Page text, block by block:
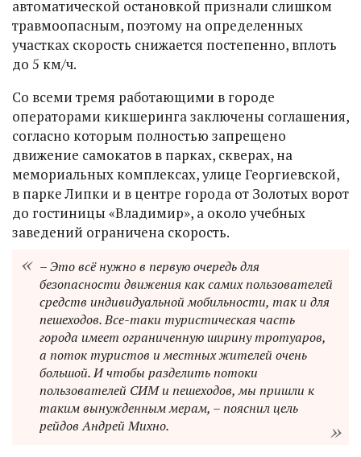
автоматической остановкой признали слишком
травмоопасным, поэтому на определенных
участках скорость снижается постепенно, вплоть
до 5 км/ч.
Со всеми тремя работающими в городе
операторами кикшеринга заключены соглашения,
согласно которым полностью запрещено
движение самокатов в парках, скверах, на
мемориальных комплексах, улице Георгиевской,
в парке Липки и в центре города от Золотых ворот
до гостиницы «Владимир», а около учебных
заведений ограничена скорость.
– Это всё нужно в первую очередь для
безопасности движения как самих пользователей
средств индивидуальной мобильности, так и для
пешеходов. Все-таки туристическая часть
города имеет ограниченную ширину тротуаров,
а поток туристов и местных жителей очень
большой. И чтобы разделить потоки
пользователей СИМ и пешеходов, мы пришли к
таким вынужденным мерам, – пояснил цель
рейдов Андрей Михно.